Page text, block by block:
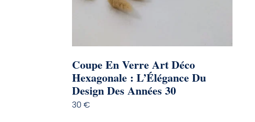
Coupe En Verre Art Déco
Hexagonale : L’Élégance Du
Design Des Années 30
30 €